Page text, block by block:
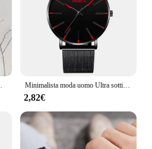
in multiple sizes to fit
for a complete and cohesive
Decor**
a magical world with the
themed wall clock.
vinyl, this clock is not
ristorante Cafe Art Painting Minimalista moda uomo Ultra sottile orologi uomo semplice Business cintura in maglia di acciaio inossidabile orologio da polso al quarzo Relogio Masculino
2,82€